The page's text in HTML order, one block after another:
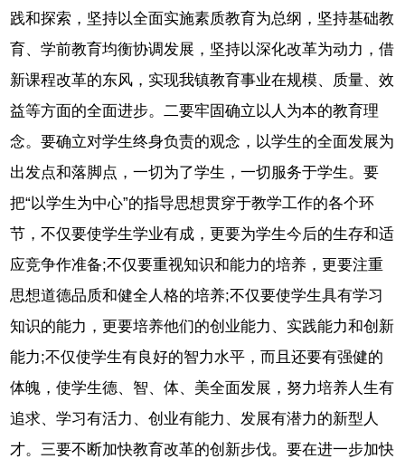
践和探索，坚持以全面实施素质教育为总纲，坚持基础教
育、学前教育均衡协调发展，坚持以深化改革为动力，借
新课程改革的东风，实现我镇教育事业在规模、质量、效
益等方面的全面进步。二要牢固确立以人为本的教育理
念。要确立对学生终身负责的观念，以学生的全面发展为
出发点和落脚点，一切为了学生，一切服务于学生。要
把“以学生为中心”的指导思想贯穿于教学工作的各个环
节，不仅要使学生学业有成，更要为学生今后的生存和适
应竞争作准备;不仅要重视知识和能力的培养，更要注重
思想道德品质和健全人格的培养;不仅要使学生具有学习
知识的能力，更要培养他们的创业能力、实践能力和创新
能力;不仅使学生有良好的智力水平，而且还要有强健的
体魄，使学生德、智、体、美全面发展，努力培养人生有
追求、学习有活力、创业有能力、发展有潜力的新型人
才。三要不断加快教育改革的创新步伐。要在进一步加快